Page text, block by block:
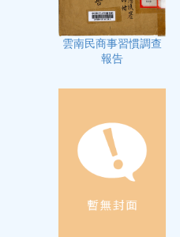
雲南民商事習慣調查
報告